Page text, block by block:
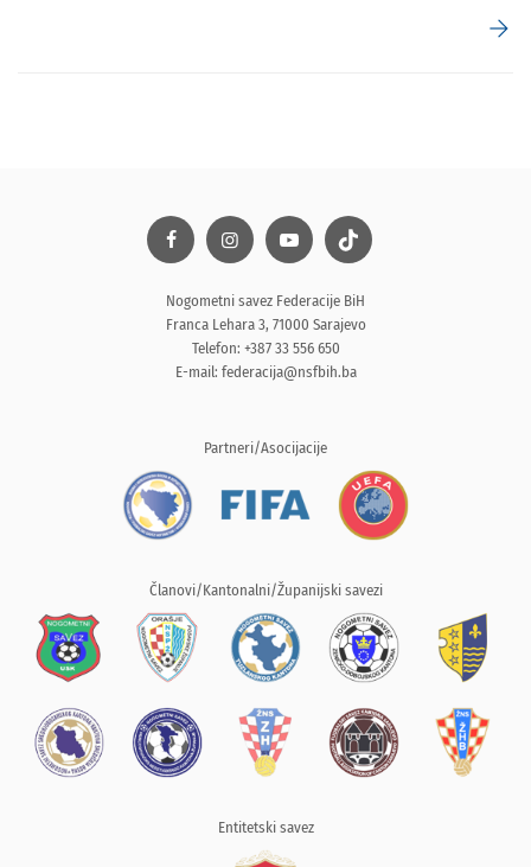
arrow_forward
Nogometni savez Federacije BiH
Franca Lehara 3, 71000 Sarajevo
Telefon: +387 33 556 650
E-mail: federacija@nsfbih.ba
Partneri/Asocijacije
Članovi/Kantonalni/Županijski savezi
Entitetski savez